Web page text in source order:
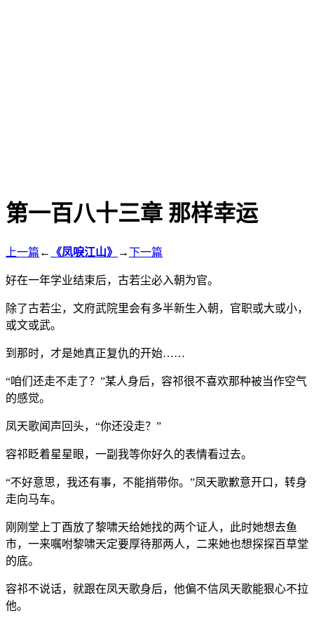
第一百八十三章 那样幸运
上一篇 ← 《凤唳江山》 →下一篇
好在一年学业结束后，古若尘必入朝为官。
除了古若尘，文府武院里会有多半新生入朝，官职或大或小，
或文或武。
到那时，才是她真正复仇的开始……
“咱们还走不走了？”某人身后，容祁很不喜欢那种被当作空气
的感觉。
凤天歌闻声回头，“你还没走？”
容祁眨着星星眼，一副我等你好久的表情看过去。
“不好意思，我还有事，不能捎带你。”凤天歌歉意开口，转身
走向马车。
刚刚堂上丁酉放了黎啸天给她找的两个证人，此时她想去鱼
市，一来嘱咐黎啸天定要厚待那两人，二来她也想探探百草堂
的底。
容祁不说话，就跟在凤天歌身后，他偏不信凤天歌能狠心不拉
他。